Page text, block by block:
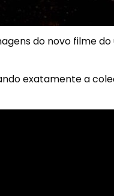
do novo filme
exatamente a